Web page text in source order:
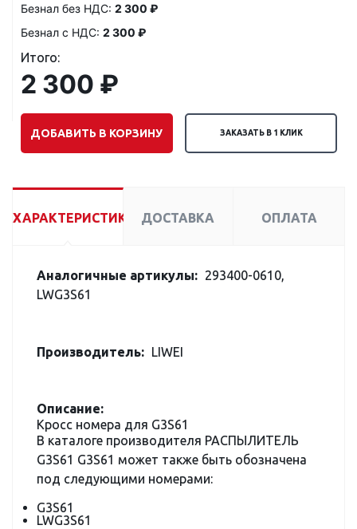
Безнал без НДС: 2 300 ₽
Безнал с НДС: 2 300 ₽
Итого:
2 300 ₽
ДОБАВИТЬ В КОРЗИНУ ЗАКАЗАТЬ В 1 КЛИК
ХАРАКТЕРИСТИКИ ДОСТАВКА ОПЛАТА
Аналогичные артикулы: 293400-0610,
LWG3S61
Производитель: LIWEI
Описание:
Кросс номера для G3S61
В каталоге производителя РАСПЫЛИТЕЛЬ
G3S61 G3S61 может также быть обозначена
под следующими номерами:
G3S61
LWG3S61